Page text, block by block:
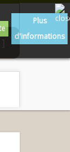
Plus
d'informations